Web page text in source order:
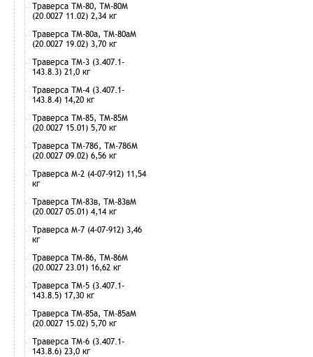
Траверса ТМ-80, ТМ-80М
(20.0027 11.02) 2,34 кг
Траверса ТМ-80а, ТМ-80аМ
(20.0027 19.02) 3,70 кг
Траверса ТМ-3 (3.407.1-
143.8.3) 21,0 кг
Траверса ТМ-4 (3.407.1-
143.8.4) 14,20 кг
Траверса ТМ-85, ТМ-85М
(20.0027 15.01) 5,70 кг
Траверса ТМ-78б, ТМ-78бМ
(20.0027 09.02) 6,56 кг
Траверса М-2 (4-07-912) 11,54
кг
Траверса ТМ-83в, ТМ-83вМ
(20.0027 05.01) 4,14 кг
Траверса М-7 (4-07-912) 3,46
кг
Траверса ТМ-86, ТМ-86М
(20.0027 23.01) 16,62 кг
Траверса ТМ-5 (3.407.1-
143.8.5) 17,30 кг
Траверса ТМ-85а, ТМ-85аМ
(20.0027 15.02) 5,70 кг
Траверса ТМ-6 (3.407.1-
143.8.6) 23,0 кг